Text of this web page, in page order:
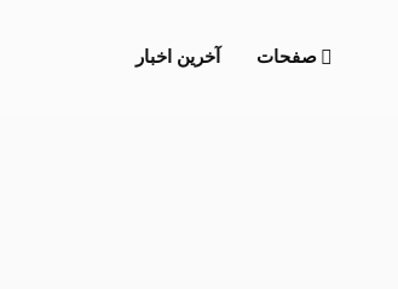
صفحات آخرین اخبار